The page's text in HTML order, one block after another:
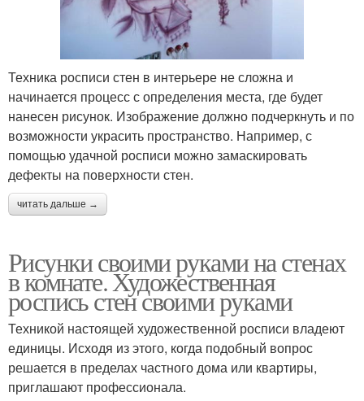
Техника росписи стен в интерьере не сложна и
начинается процесс с определения места, где будет
нанесен рисунок. Изображение должно подчеркнуть и по
возможности украсить пространство. Например, с
помощью удачной росписи можно замаскировать
дефекты на поверхности стен.
читать дальше →
Рисунки своими руками на стенах
в комнате. Художественная
роспись стен своими руками
Техникой настоящей художественной росписи владеют
единицы. Исходя из этого, когда подобный вопрос
решается в пределах частного дома или квартиры,
приглашают профессионала.